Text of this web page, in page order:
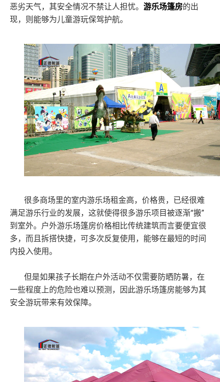
恶劣天气，其安全情况不禁让人担忧。 游乐场篷房的出
现，则能够为儿童游玩保驾护航。
很多商场里的室内游乐场租金高，价格贵，已经很难
满足游乐行业的发展，这就使得很多游乐项目被逐渐“搬”
到室外。户外游乐场篷房价格相比传统建筑而言要便宜很
多，而且拆搭快捷，可多次反复使用，能够在最短的时间
内投入使用。
但是如果孩子长期在户外活动不仅需要防晒防暑，在
一些程度上的危险也难以预测，因此游乐场篷房能够为其
安全游玩带来有效保障。